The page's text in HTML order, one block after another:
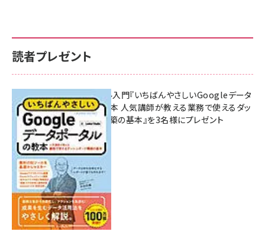
読者プレゼント
無料BIツール入門『いちばんやさしいGoogleデータ
ポータルの教本 人気講師が教える業務で使えるダッ
シュボード構築の基本』を3名様にプレゼント
7月31日 10:00